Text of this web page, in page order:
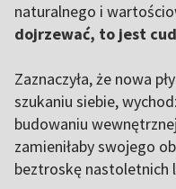
naturalnego i
dojrzewać, to jest
Zaznaczyła, że nowa
szukaniu siebie,
budowaniu
zamieniłaby swojego
beztroskę nastoletnich